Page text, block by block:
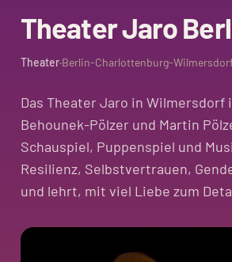
Theater Jaro
Theater·Berlin-Charlottenburg-
Das Theater Jaro in Wilmersdorf
Behounek-Pölzer und Martin
Schauspiel, Puppenspiel und
Resilienz, Selbstvertrauen,
und lehrt, mit viel Liebe zum